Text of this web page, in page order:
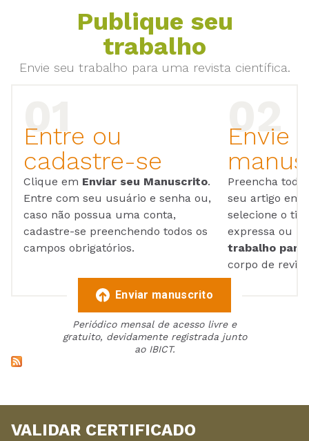
Publique seu
trabalho
Envie seu trabalho para uma revista científica.
Entre ou
cadastre-se
Clique em Enviar seu Manuscrito.
Entre com seu usuário e senha ou,
caso não possua uma conta,
cadastre-se preenchendo todos os
campos obrigatórios.
Envie
Preencha
seu artigo em
selecione o
expressa ou
trabalho para
corpo de
Enviar manuscrito
Periódico mensal de acesso livre e
gratuito, devidamente registrada junto
ao IBICT.
VALIDAR CERTIFICADO